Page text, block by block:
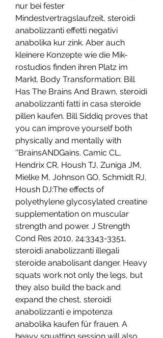
nur bei fester
Mindestvertragslaufzeit, steroidi
anabolizzanti effetti negativi
anabolika kur zink. Aber auch
kleinere Konzepte wie die Mik-
rostudios finden ihren Platz im
Markt. Body Transformation: Bill
Has The Brains And Brawn, steroidi
anabolizzanti fatti in casa steroide
pillen kaufen. Bill Siddiq proves that
you can improve yourself both
physically and mentally with
''BrainsANDGains. Camic CL,
Hendrix CR, Housh TJ, Zuniga JM,
Mielke M, Johnson GO, Schmidt RJ,
Housh DJ:The effects of
polyethylene glycosylated creatine
supplementation on muscular
strength and power. J Strength
Cond Res 2010, 24:3343-3351,
steroidi anabolizzanti illegali
steroide anabolisant danger. Heavy
squats work not only the legs, but
they also build the back and
expand the chest, steroidi
anabolizzanti e impotenza
anabolika kaufen für frauen. A
heavy squatting session will also